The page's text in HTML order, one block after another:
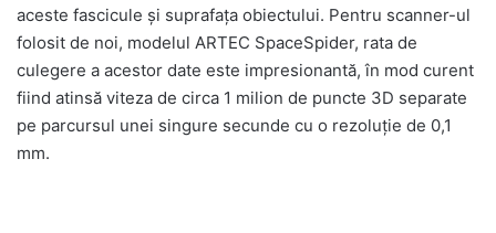
aceste fascicule și suprafața obiectului. Pentru scanner-ul
folosit de noi, modelul ARTEC SpaceSpider, rata de
culegere a acestor date este impresionantă, în mod curent
fiind atinsă viteza de circa 1 milion de puncte 3D separate
pe parcursul unei singure secunde cu o rezoluție de 0,1
mm.